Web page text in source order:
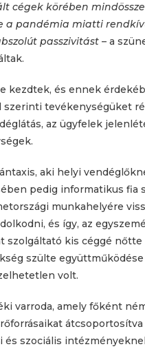
cégek körében
a pandémia miatti
passzivitást – a
kezdtek, és ennek
tevékenységüket
az ügyfelek
aki helyi
pedig informatikus
munkahelyére
és így, az
kis céggé
szülte
volt.
varroda, amely főként
és szociális